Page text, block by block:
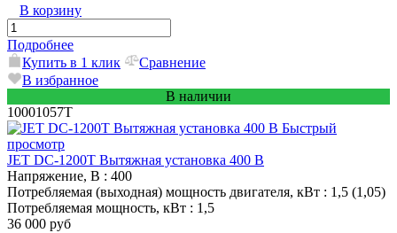
В корзину
Подробнее
Купить в 1 клик
Сравнение
В избранное
В наличии
10001057T
Быстрый
просмотр
JET DC-1200T Вытяжная установка 400 В
Напряжение, В : 400
Потребляемая (выходная) мощность двигателя, кВт : 1,5 (1,05)
Потребляемая мощность, кВт : 1,5
36 000 руб